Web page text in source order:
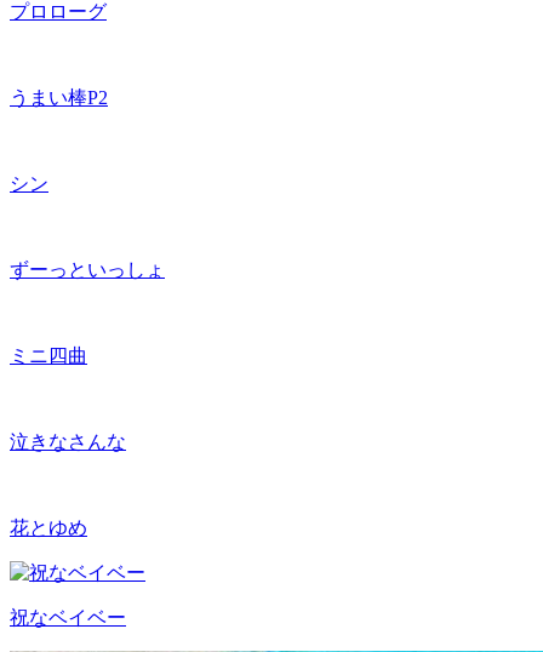
プロローグ
うまい棒P2
シン
ずーっといっしょ
ミニ四曲
泣きなさんな
花とゆめ
祝なベイベー